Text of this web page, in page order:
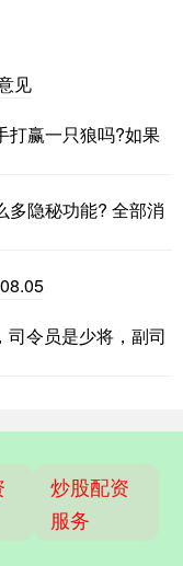
见
打赢一只狼吗?如果
多隐秘功能? 全部消
司令员是少将，副司
炒股配资
服务